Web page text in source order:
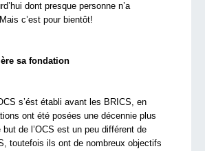
dont presque personne n’a
c’est pour bientôt!
sa fondation
s’ést établi avant les BRICS, en
ont été posées une décennie plus
de l’OCS est un peu différent de
toutefois ils ont de nombreux objectifs